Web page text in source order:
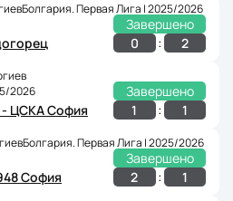
Болгария. Первая Лига | 2025/2026
Завершено
0 : 2
2026
Завершено
- ЦСКА София
1 : 1
Болгария. Первая Лига | 2025/2026
Завершено
София
2 : 1